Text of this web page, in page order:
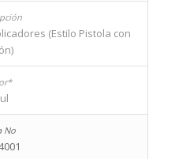
(Estilo Pistola con